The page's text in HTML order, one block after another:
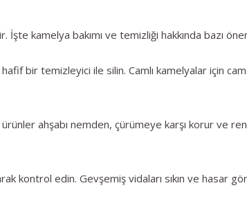
kamelya bakımı ve temizliği hakkında bazı
bir temizleyici ile silin. Camlı kamelyalar için
ahşabı nemden, çürümeye karşı korur ve
kontrol edin. Gevşemiş vidaları sıkın ve hasar